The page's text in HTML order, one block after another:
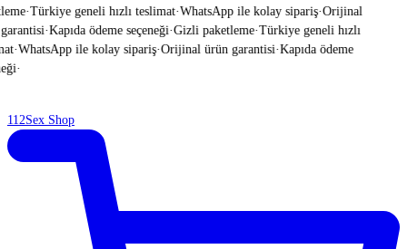
·Türkiye geneli hızlı teslimat·WhatsApp ile kolay sipariş·Orijinal
·Kapıda ödeme seçeneği·Gizli paketleme·Türkiye geneli hızlı
·WhatsApp ile kolay sipariş·Orijinal ürün garantisi·Kapıda ödeme
·
112Sex Shop